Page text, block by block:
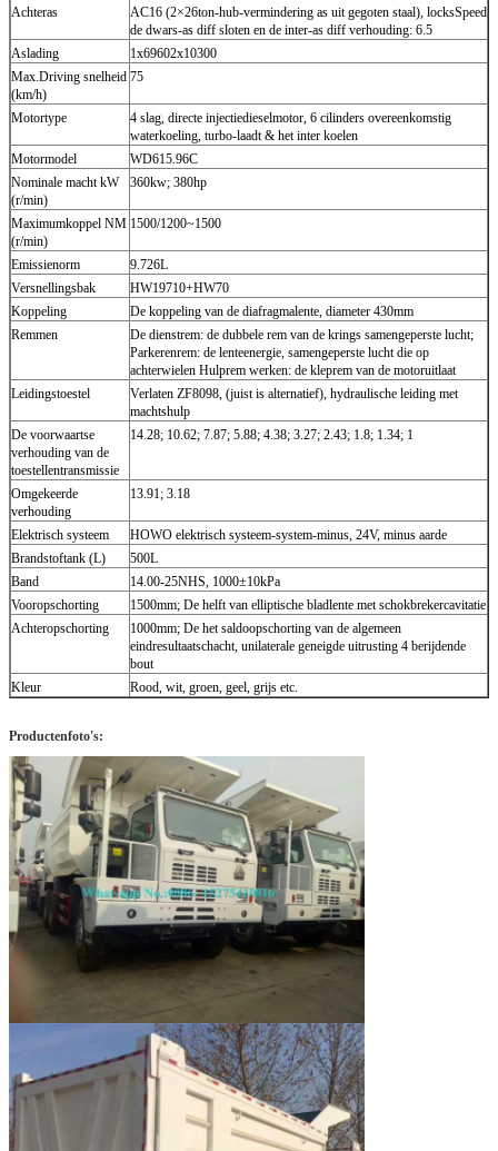
Achteras
AC16 (2×26ton-hub-vermindering as uit gegoten staal), locksSpeed
de dwars-as diff sloten en de inter-as diff verhouding: 6.5
Aslading
1x69602x10300
Max.Driving snelheid
(km/h)
75
Motortype
4 slag, directe injectiedieselmotor, 6 cilinders overeenkomstig
waterkoeling, turbo-laadt & het inter koelen
Motormodel
WD615.96C
Nominale macht kW
(r/min)
360kw; 380hp
Maximumkoppel NM
(r/min)
1500/1200~1500
Emissienorm
9.726L
Versnellingsbak
HW19710+HW70
Koppeling
De koppeling van de diafragmalente, diameter 430mm
Remmen
De dienstrem: de dubbele rem van de krings samengeperste lucht;
Parkerenrem: de lenteenergie, samengeperste lucht die op
achterwielen Hulprem werken: de kleprem van de motoruitlaat
Leidingstoestel
Verlaten ZF8098, (juist is alternatief), hydraulische leiding met
machtshulp
De voorwaartse
verhouding van de
toestellentransmissie
14.28; 10.62; 7.87; 5.88; 4.38; 3.27; 2.43; 1.8; 1.34; 1
Omgekeerde
verhouding
13.91; 3.18
Elektrisch systeem
HOWO elektrisch systeem-system-minus, 24V, minus aarde
Brandstoftank (L)
500L
Band
14.00-25NHS, 1000±10kPa
Vooropschorting
1500mm; De helft van elliptische bladlente met schokbrekercavitatie
Achteropschorting
1000mm; De het saldoopschorting van de algemeen
eindresultaatschacht, unilaterale geneigde uitrusting 4 berijdende
bout
Kleur
Rood, wit, groen, geel, grijs etc.
Productenfoto's: